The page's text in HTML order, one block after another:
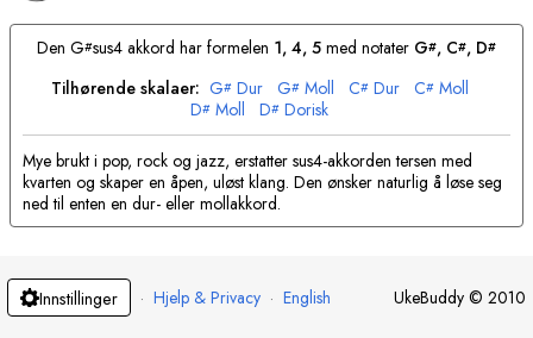
Den G#sus4 akkord har formelen 1, 4, 5 med notater G#, C#, D#
Tilhørende skalaer: G# Dur G# Moll C# Dur C# Moll
D# Moll D# Dorisk
Mye brukt i pop, rock og jazz, erstatter sus4-akkorden tersen med
kvarten og skaper en åpen, uløst klang. Den ønsker naturlig å løse seg
ned til enten en dur- eller mollakkord.
Innstillinger · Hjelp & Privacy · English UkeBuddy © 2010